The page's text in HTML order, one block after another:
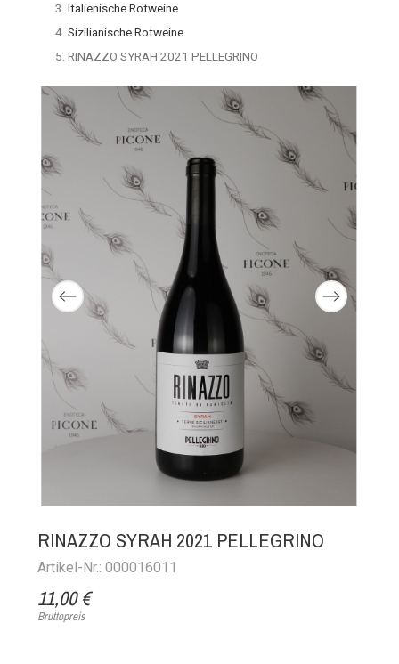
Italienische Rotweine
Sizilianische Rotweine
RINAZZO SYRAH 2021 PELLEGRINO
RINAZZO SYRAH 2021 PELLEGRINO
Artikel-Nr.: 000016011
11,00 €
Bruttopreis